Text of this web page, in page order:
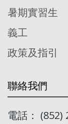
暑期實習生
義工
政策及指引
聯絡我們
電話： (852)